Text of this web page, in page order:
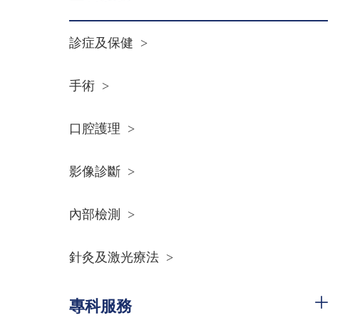
診症及保健 >
手術 >
口腔護理 >
影像診斷 >
內部檢測 >
針灸及激光療法 >
專科服務